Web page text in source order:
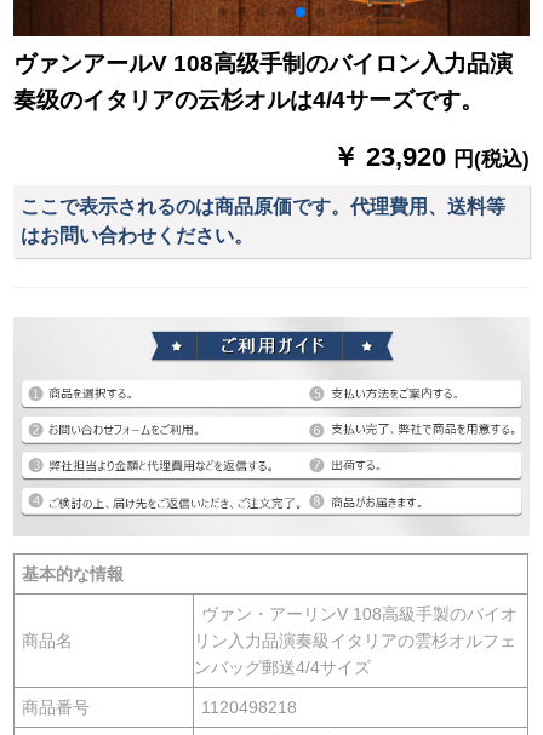
ヴァンアールV 108高级手制のバイロン入力品演
奏级のイタリアの云杉オルは4/4サーズです。
￥ 23,920 円(税込)
ここで表示されるのは商品原価です。代理費用、送料等
はお問い合わせください。
基本的な情報
商品名
ヴァン・アーリンV 108高級手製のバイオ
リン入力品演奏級イタリアの雲杉オルフェ
ンバッグ郵送4/4サイズ
商品番号 1120498218